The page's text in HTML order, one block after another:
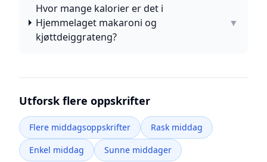
Hvor mange kalorier er det i
Hjemmelaget makaroni og
kjøttdeiggrateng?
▼
Utforsk flere oppskrifter
Flere middagsoppskrifter
Rask middag
Enkel middag
Sunne middager